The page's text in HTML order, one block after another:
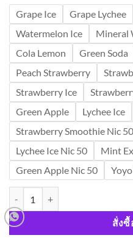
Grape Ice
Grape Lychee
Watermelon Ice
Mineral
Cola Lemon
Green Soda
Peach Strawberry
Strawberry Ice
Green Apple
Lychee Ice
Strawberry Smoothie Nic 50
Lychee Ice Nic 50
Mint
Green Apple Nic 50
สั่งซื้